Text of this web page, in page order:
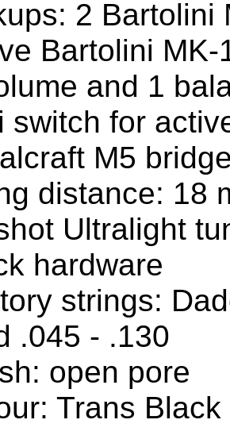
2 Bartolini
Bartolini MK-
and 1
for
M5
distance: 18
Ultralight
hardware
strings:
.045 - .130
open pore
Trans Black